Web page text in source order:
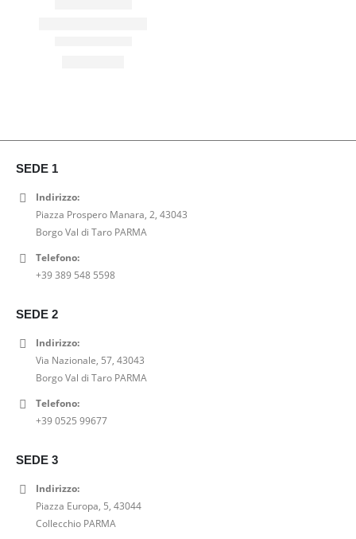
SEDE 1
Indirizzo:
Piazza Prospero Manara, 2, 43043
Borgo Val di Taro PARMA
Telefono:
+39 389 548 5598
SEDE 2
Indirizzo:
Via Nazionale, 57, 43043
Borgo Val di Taro PARMA
Telefono:
+39 0525 99677
SEDE 3
Indirizzo:
Piazza Europa, 5, 43044
Collecchio PARMA